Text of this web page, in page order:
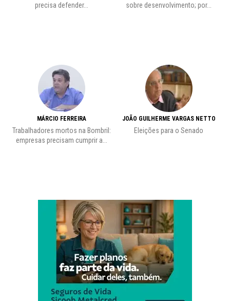
precisa defender...
MÁRCIO FERREIRA
Trabalhadores mortos na Bombril:
empresas precisam cumprir a...
sobre desenvolvimento; por...
JOÃO GUILHERME VARGAS NETTO
Eleições para o Senado